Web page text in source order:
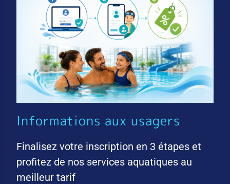
Informations aux usagers
Finalisez votre inscription en 3 étapes et
profitez de nos services aquatiques au
meilleur tarif